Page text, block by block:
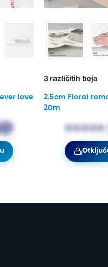
love
3 različitih boja
2.5cm Floral
20m